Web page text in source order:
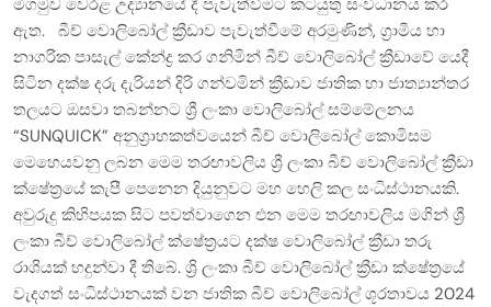
මිගමුව වෙරළ උද්‍යානයේ දී පැවැත්වීමට කටයුතු සංවිධානය කර
ඇත. බීච් වොලිබෝල් ක්‍රීඩාව පැවැත්වීමේ අරමුණින්, ග්‍රාමීය හා
නාගරික පාසැල් කේන්ද්‍ර කර ගනිමින් බීච් වොලිබෝල් ක්‍රීඩාවේ යෙදී
සිටින දක්ෂ දරු දැරියන් දිරි ගන්වමින් ක්‍රීඩාව ජාතික හා ජාත්‍යාන්තර
තලයට ඔසවා තබන්නට ශ්‍රී ලංකා වොලිබෝල් සම්මේලනය
“SUNQUICK” අනුග්‍රාහකත්වයෙන් බීච් වොලිබෝල් කොමිසම
මෙහෙයවනු ලබන මෙම තරඟාවලිය ශ්‍රී ලංකා බීච් වොලිබෝල් ක්‍රීඩා
ක්ෂේත්‍රයේ කැපී පෙනෙන දියුනුවට මහ හෙලි කල සංධිස්ථානයකි.
අවුරුදු කිහිපයක සිට පවත්වාගෙන එන මෙම තරඟාවලිය මගින් ශ්‍රී
ලංකා බීච් වොලිබෝල් ක්ෂේත්‍රයට දක්ෂ වොලිබෝල් ක්‍රීඩා තරු
රාශියක් හදුන්වා දී තිබේ. ශ්‍රි ලංකා බීච් වොලිබෝල් ක්‍රීඩා ක්ෂේත්‍ර‍යේ
වැදගත් සංධිස්ථානයක් වන ජාතික බීච් වොලිබෝල් ශූරතාවය 2024